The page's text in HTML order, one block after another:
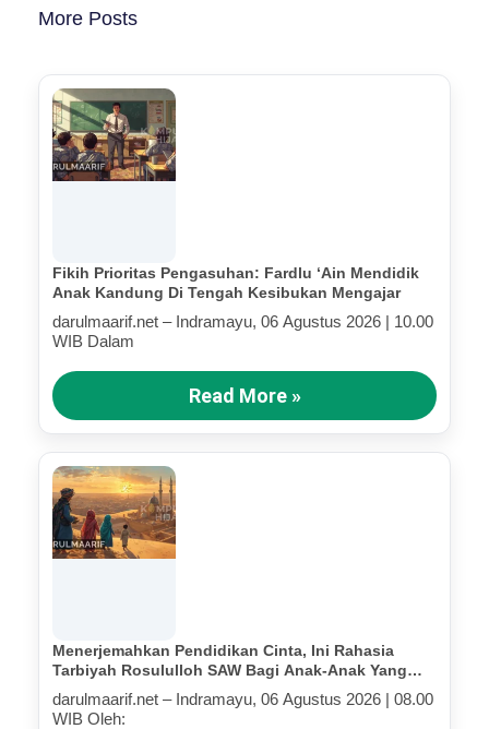
More Posts
Fikih Prioritas Pengasuhan: Fardlu ‘Ain Mendidik
Anak Kandung Di Tengah Kesibukan Mengajar
darulmaarif.net – Indramayu, 06 Agustus 2026 | 10.00
WIB Dalam
Read More »
Menerjemahkan Pendidikan Cinta, Ini Rahasia
Tarbiyah Rosululloh SAW Bagi Anak-Anak Yang
Terluka (Bagian IV)
darulmaarif.net – Indramayu, 06 Agustus 2026 | 08.00
WIB Oleh: